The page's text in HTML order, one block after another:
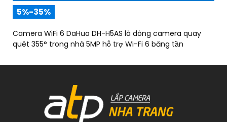
5%-35%
Camera WiFi 6 DaHua DH-H5AS là dòng camera quay
quét 355° trong nhà 5MP hỗ trợ Wi-Fi 6 băng tần